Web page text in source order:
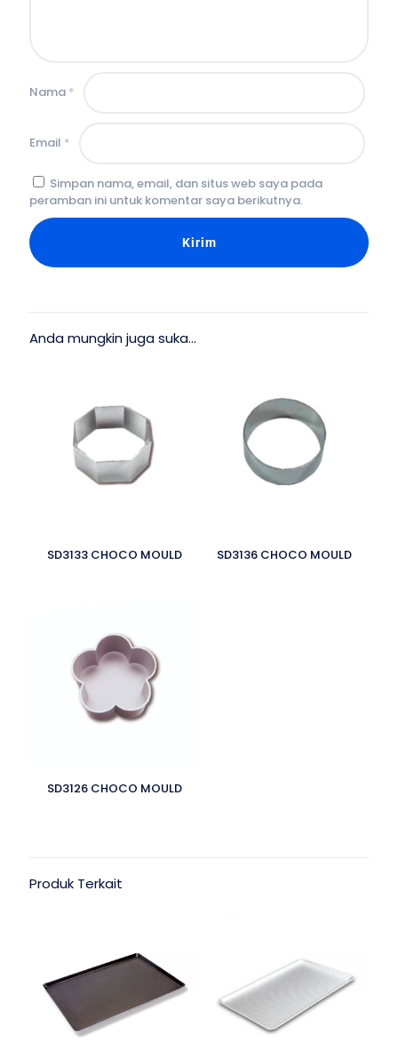
Nama *
Email *
Simpan nama, email, dan situs web saya pada
peramban ini untuk komentar saya berikutnya.
Anda mungkin juga suka…
SD3133 CHOCO MOULD SD3136 CHOCO MOULD
SD3126 CHOCO MOULD
Produk Terkait